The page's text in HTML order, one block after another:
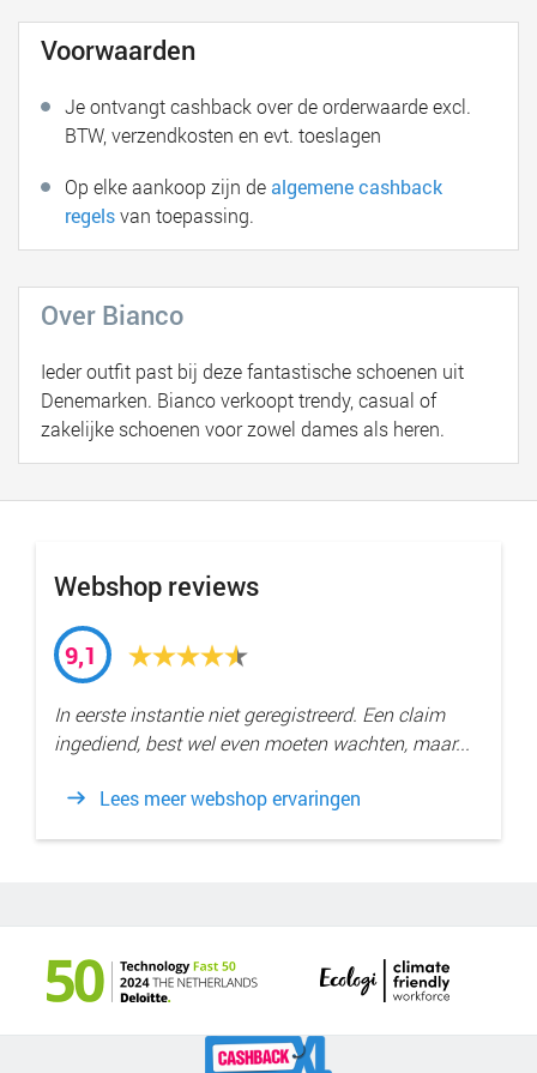
Voorwaarden
Je ontvangt cashback over de orderwaarde excl.
BTW, verzendkosten en evt. toeslagen
Op elke aankoop zijn dealgemene cashback
regelsvan toepassing.
Over Bianco
Ieder outfit past bij deze fantastische schoenen uit
Denemarken. Bianco verkoopt trendy, casual of
zakelijke schoenen voor zowel dames als heren.
Webshop reviews
9,1
In eerste instantie niet geregistreerd. Een claim
ingediend, best wel even moeten wachten, maar...
Lees meer webshop ervaringen